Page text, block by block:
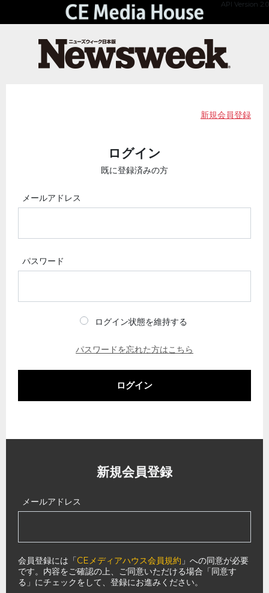
API Version 2.0
新規会員登録
ログイン
既に登録済みの方
メールアドレス
パスワード
ログイン状態を維持する
パスワードを忘れた方はこちら
ログイン
新規会員登録
メールアドレス
会員登録には「CEメディアハウス会員規約 」への同意が必要
です。内容をご確認の上、ご同意いただける場合「同意す
る」にチェックをして、登録にお進みください。